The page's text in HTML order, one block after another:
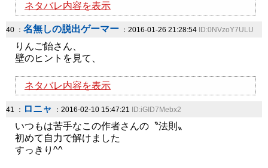
ネタバレ内容を表示
40 ： 名無しの脱出ゲーマー ：2016-01-26 21:28:54 ID:0NVzoY7ULU
りんご飴さん、
壁のヒントを見て、
ネタバレ内容を表示
41 ： ロニャ ：2016-02-10 15:47:21 ID:iGID7Mebx2
いつもは苦手なこの作者さんの〝法則〟
初めて自力で解けました
すっきり^^